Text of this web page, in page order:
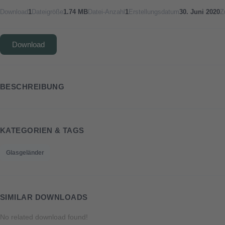
Download 1 Dateigröße1.74 MB Datei-Anzahl 1 Erstellungsdatum30. Juni 2020
Download
BESCHREIBUNG
KATEGORIEN & TAGS
Glasgeländer
SIMILAR DOWNLOADS
No related download found!